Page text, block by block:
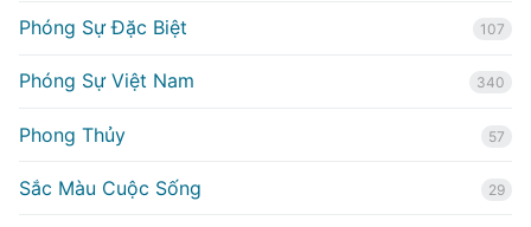
Phóng Sự Đặc Biệt 107
Phóng Sự Việt Nam 340
Phong Thủy 57
Sắc Màu Cuộc Sống 29